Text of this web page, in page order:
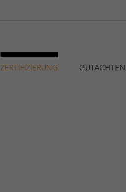
ZERTIFIZIERUNG GUTACHTEN